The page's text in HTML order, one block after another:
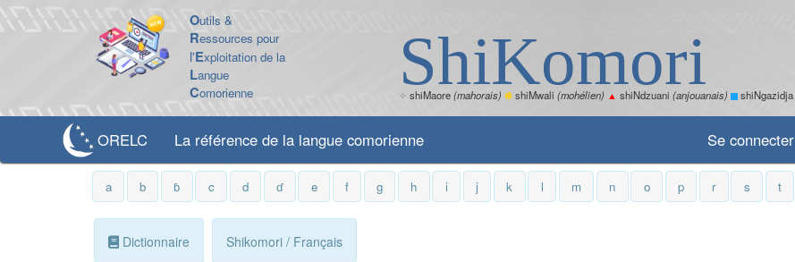
Outils &
Ressources pour
l'Exploitation de la
Langue
Comorienne ShiKomori
✧ shiMaore(mahorais) ✽shiMwali (mohélien) ▲ shiNdzuani (anjouanais) shiNgazidja
ORELC La référence de la langue comorienne Se connecter
a b ɓ c d ɗ e f g h i j k l m n o p r s t
Dictionnaire Shikomori / Français